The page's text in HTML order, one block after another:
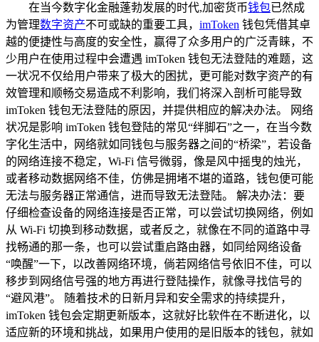
在当今数字化金融蓬勃发展的时代,加密货币钱包已然成
为管理数字资产不可或缺的重要工具， imToken 钱包凭借其卓
越的便捷性与高度的安全性，赢得了众多用户的广泛青睐，不
少用户在使用过程中会遭遇 imToken 钱包无法登陆的难题，这
一状况不仅给用户带来了极大的困扰，更可能对数字资产的有
效管理和顺畅交易造成不利影响，我们将深入剖析可能导致
imToken 钱包无法登陆的原因，并提供相应的解决办法。 网络
状况是影响 imToken 钱包登陆的常见“绊脚石”之一，在当今数
字化生活中，网络就如同钱包与服务器之间的“桥梁”，若设备
的网络连接不稳定，Wi-Fi 信号微弱，像是风中摇曳的烛光，
或者移动数据网络不佳，仿佛是拥堵不堪的道路，钱包便可能
无法与服务器正常通信，进而导致无法登陆。 解决办法：要
仔细检查设备的网络连接是否正常，可以尝试切换网络，例如
从 Wi-Fi 切换到移动数据，或者反之，就像在不同的道路中寻
找畅通的那一条，也可以尝试重启路由器，如同给网络设备
“唤醒”一下，以改善网络环境，倘若网络信号依旧不佳，可以
移步到网络信号强的地方再进行登陆操作，就像寻找信号的
“避风港”。 随着技术的日新月异和安全需求的持续提升，
imToken 钱包会定期更新版本，这就好比软件在不断进化，以
适应新的环境和挑战，如果用户使用的是旧版本的钱包，就如